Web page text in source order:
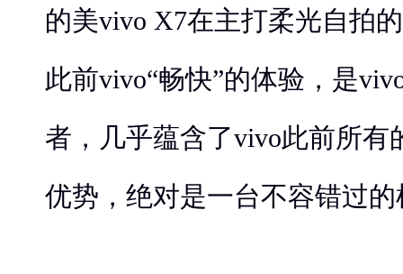
的美vivo X7在主打柔光自拍
此前vivo“畅快”的体验，是
者，几乎蕴含了vivo此前所有
优势，绝对是一台不容错过的